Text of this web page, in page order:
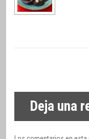
Deja una